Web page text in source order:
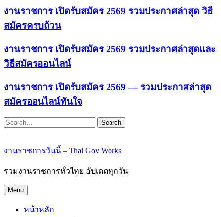
งานราชการ เปิดรับสมัคร 2569 รวมประกาศล่าสุด วิธี
สมัครครบถ้วน
งานราชการ เปิดรับสมัคร 2569 รวมประกาศล่าสุดและ
วิธีสมัครออนไลน์
งานราชการ เปิดรับสมัคร 2569 — รวมประกาศล่าสุด
สมัครออนไลน์ทันใจ
Search
งานราชการวันนี้ – Thai Gov Works
รวมงานราชการทั่วไทย อัปเดตทุกวัน
Menu
หน้าหลัก